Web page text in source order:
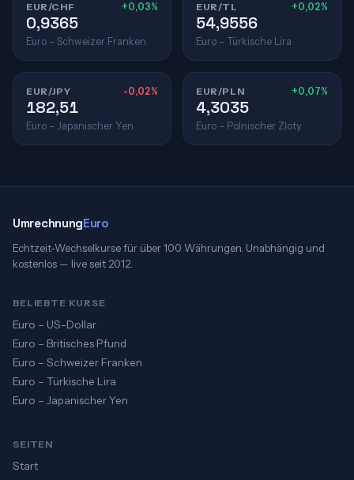
EUR/CHF +0,03%
0,9365
Euro – Schweizer Franken
EUR/TL +0,02%
54,9556
Euro – Türkische Lira
EUR/JPY -0,02%
182,51
Euro – Japanischer Yen
EUR/PLN +0,07%
4,3035
Euro – Polnischer Zloty
UmrechnungEuro
Echtzeit-Wechselkurse für über 100 Währungen. Unabhängig und
kostenlos — live seit 2012.
BELIEBTE KURSE
Euro – US-Dollar
Euro – Britisches Pfund
Euro – Schweizer Franken
Euro – Türkische Lira
Euro – Japanischer Yen
SEITEN
Start